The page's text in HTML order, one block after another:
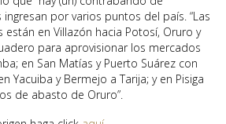
por varios puntos del país. “Las
en Villazón hacia Potosí, Oruro y
para aprovisionar los mercados
en San Matías y Puerto Suárez con
Yacuiba y Bermejo a Tarija; y en Pisiga
de abasto de Oruro”.